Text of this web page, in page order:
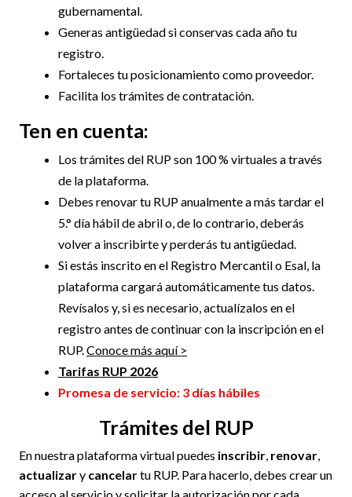
gubernamental.
Generas antigüedad si conservas cada año tu
registro.
Fortaleces tu posicionamiento como proveedor.
Facilita los trámites de contratación.
Ten en cuenta:
Los trámites del RUP son 100 % virtuales a través
de la plataforma.
Debes renovar tu RUP anualmente a más tardar el
5.° día hábil de abril o, de lo contrario, deberás
volver a inscribirte y perderás tu antigüedad.
Si estás inscrito en el Registro Mercantil o Esal, la
plataforma cargará automáticamente tus datos.
Revísalos y, si es necesario, actualízalos en el
registro antes de continuar con la inscripción en el
RUP.Conoce más aquí >
Tarifas RUP 2026
Promesa de servicio: 3 días hábiles
Trámites del RUP
En nuestra plataforma virtual puedes inscribir, renovar,
actualizary cancelartu RUP. Para hacerlo, debes crear un